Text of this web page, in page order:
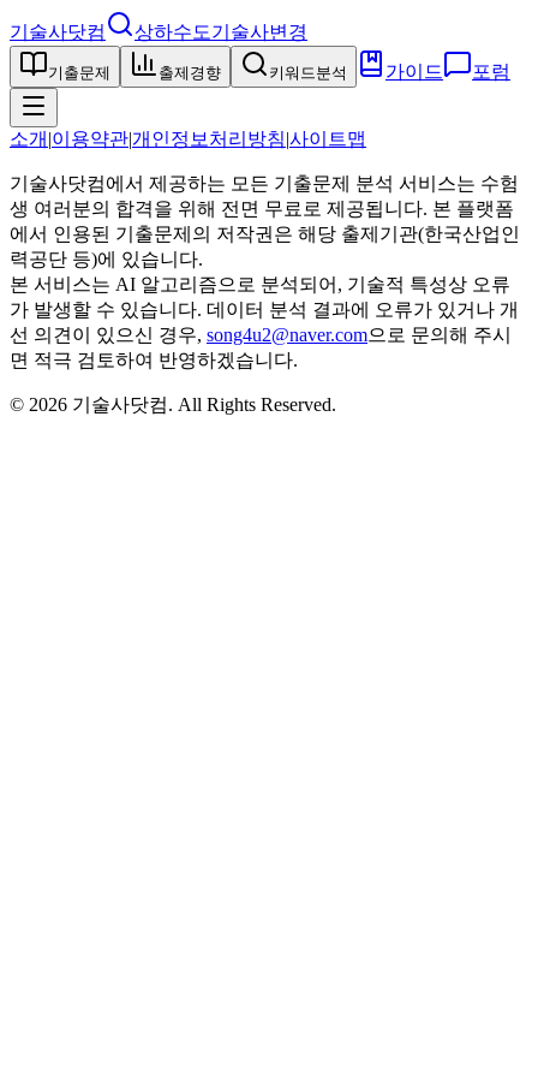
기술사닷컴 상하수도기술사변경
기출문제 출제경향 키워드분석 가이드 포럼
소개 |이용약관|개인정보처리방침|사이트맵
기술사닷컴에서 제공하는 모든 기출문제 분석 서비스는 수험
생 여러분의 합격을 위해 전면 무료로 제공됩니다. 본 플랫폼
에서 인용된 기출문제의 저작권은 해당 출제기관(한국산업인
력공단 등)에 있습니다.
본 서비스는 AI 알고리즘으로 분석되어, 기술적 특성상 오류
가 발생할 수 있습니다. 데이터 분석 결과에 오류가 있거나 개
선 의견이 있으신 경우, song4u2@naver.com으로 문의해 주시
면 적극 검토하여 반영하겠습니다.
© 2026 기술사닷컴. All Rights Reserved.